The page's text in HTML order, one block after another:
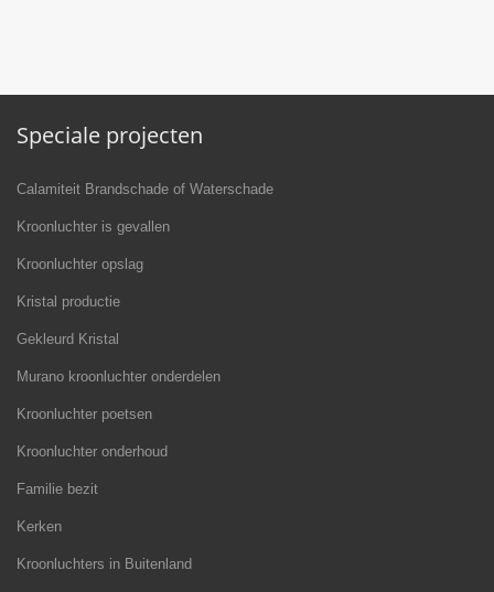
Speciale projecten
Calamiteit Brandschade of Waterschade
Kroonluchter is gevallen
Kroonluchter opslag
Kristal productie
Gekleurd Kristal
Murano kroonluchter onderdelen
Kroonluchter poetsen
Kroonluchter onderhoud
Familie bezit
Kerken
Kroonluchters in Buitenland